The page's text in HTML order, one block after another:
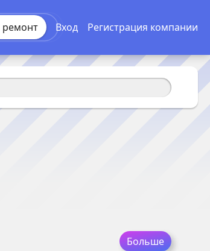
ремонт Вход Регистрация компании
Больше